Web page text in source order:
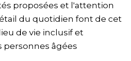
proposées et l'attention
du quotidien font de cet
de vie inclusif et
personnes âgées